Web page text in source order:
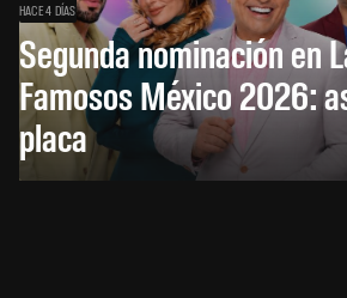
HACE 4 DÍAS
Segunda nominación en
Famosos México 2026:
placa